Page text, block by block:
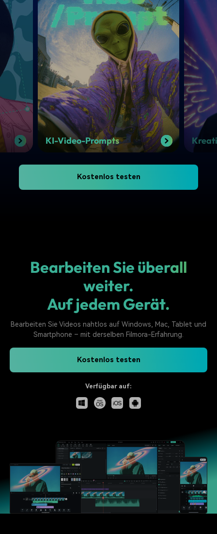
KI-Video-Prompts
Kostenlos testen
Bearbeiten Sie überall
weiter.
Auf jedem Gerät.
Bearbeiten Sie Videos nahtlos auf Windows, Mac, Tablet und
Smartphone – mit derselben Filmora-Erfahrung.
Kostenlos testen
Verfügbar auf: